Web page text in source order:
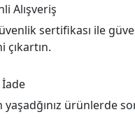
Alışveriş
sertifikası ile
çıkartın.
İade
yaşadğınız ürünlerde